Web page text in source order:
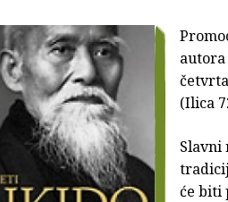
autora
(Ilica
Slavni
će biti